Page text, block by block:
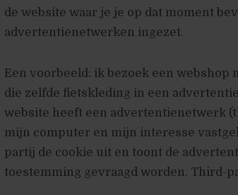
de website waar je je op dat moment
advertentienetwerken ingezet.
Een voorbeeld: ik bezoek een webshop
die zelfde fietskleding in een
website heeft een advertentienetwerk
mijn computer en mijn interesse
partij de cookie uit en toont de
toestemming gevraagd worden. Third-